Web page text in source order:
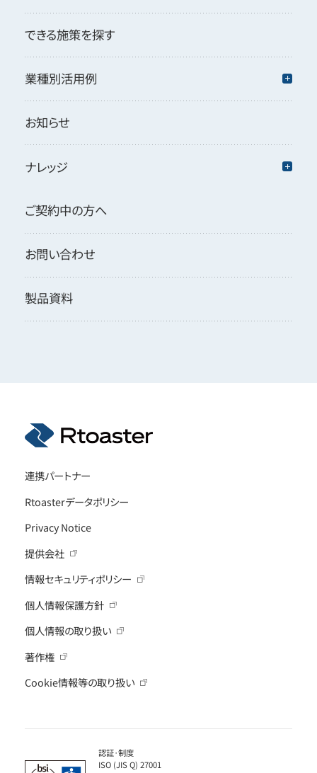
できる施策を探す
業種別活用例
お知らせ
ナレッジ
ご契約中の方へ
お問い合わせ
製品資料
連携パートナー
Rtoasterデータポリシー
Privacy Notice
提供会社
情報セキュリティポリシー
個人情報保護方針
個人情報の取り扱い
著作権
Cookie情報等の取り扱い
認証·制度
ISO (JIS Q) 27001